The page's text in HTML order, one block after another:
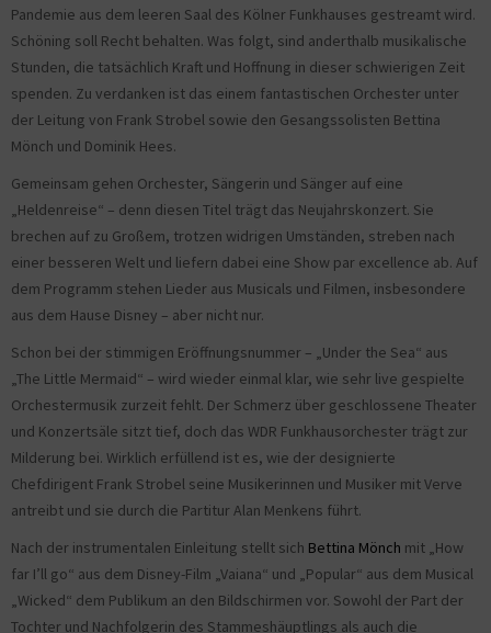
Pandemie aus dem leeren Saal des Kölner Funkhauses gestreamt wird.
Schöning soll Recht behalten. Was folgt, sind anderthalb musikalische
Stunden, die tatsächlich Kraft und Hoffnung in dieser schwierigen Zeit
spenden. Zu verdanken ist das einem fantastischen Orchester unter
der Leitung von Frank Strobel sowie den Gesangssolisten Bettina
Mönch und Dominik Hees.
Gemeinsam gehen Orchester, Sängerin und Sänger auf eine
„Heldenreise“ – denn diesen Titel trägt das Neujahrskonzert. Sie
brechen auf zu Großem, trotzen widrigen Umständen, streben nach
einer besseren Welt und liefern dabei eine Show par excellence ab. Auf
dem Programm stehen Lieder aus Musicals und Filmen, insbesondere
aus dem Hause Disney – aber nicht nur.
Schon bei der stimmigen Eröffnungsnummer – „Under the Sea“ aus
„The Little Mermaid“ – wird wieder einmal klar, wie sehr live gespielte
Orchestermusik zurzeit fehlt. Der Schmerz über geschlossene Theater
und Konzertsäle sitzt tief, doch das WDR Funkhausorchester trägt zur
Milderung bei. Wirklich erfüllend ist es, wie der designierte
Chefdirigent Frank Strobel seine Musikerinnen und Musiker mit Verve
antreibt und sie durch die Partitur Alan Menkens führt.
Nach der instrumentalen Einleitung stellt sich Bettina Mönch mit „How
far I’ll go“ aus dem Disney-Film „Vaiana“ und „Popular“ aus dem Musical
„Wicked“ dem Publikum an den Bildschirmen vor. Sowohl der Part der
Tochter und Nachfolgerin des Stammeshäuptlings als auch die